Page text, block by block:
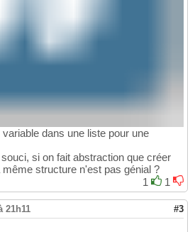
dans une liste pour une
si on fait abstraction que créer
structure n'est pas génial ?
1
1
21h11 #3